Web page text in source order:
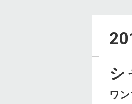
シ
ワ